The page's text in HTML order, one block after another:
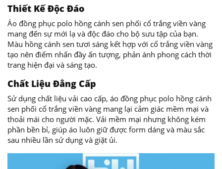
Thiết Kế Độc Đáo
Áo đồng phục polo hồng cánh sen phối cổ trắng viền vàng
mang đến sự mới lạ và độc đáo cho bộ sưu tập của bạn.
Màu hồng cánh sen tươi sáng kết hợp với cổ trắng viền vàng
tạo nên điểm nhấn đầy ấn tượng, phản ánh phong cách thời
trang hiện đại và sáng tạo.
Chất Liệu Đẳng Cấp
Sử dụng chất liệu vải cao cấp, áo đồng phục polo hồng cánh
sen phối cổ trắng viền vàng mang lại cảm giác mềm mại và
thoải mái cho người mặc. Vải mềm mại nhưng không kém
phần bền bỉ, giúp áo luôn giữ được form dáng và màu sắc
sau nhiều lần sử dụng và giặt ủi.